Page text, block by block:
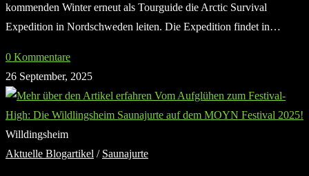
kommenden Winter erneut als Tourguide die Arctic Survival
Expedition in Nordschweden leiten. Die Expedition findet in…
0 Kommentare
26 September, 2025
Willdingsheim
Aktuelle Blogartikel / Saunajurte